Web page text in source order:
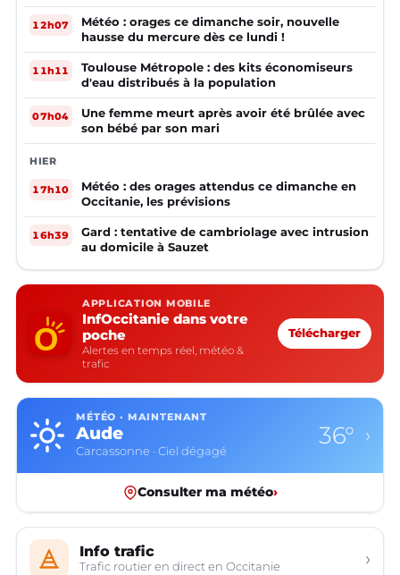
12h07
Météo : orages ce dimanche soir, nouvelle
hausse du mercure dès ce lundi !
11h11
Toulouse Métropole : des kits économiseurs
d'eau distribués à la population
07h04
Une femme meurt après avoir été brûlée avec
son bébé par son mari
HIER
17h10
Météo : des orages attendus ce dimanche en
Occitanie, les prévisions
16h39
Gard : tentative de cambriolage avec intrusion
au domicile à Sauzet
APPLICATION MOBILE
InfOccitanie dans votre
poche
Alertes en temps réel, météo &
trafic
Télécharger
MÉTÉO · MAINTENANT
Aude
Carcassonne · Ciel dégagé
36° ›
Consulter ma météo›
Info trafic
Trafic routier en direct en Occitanie ›